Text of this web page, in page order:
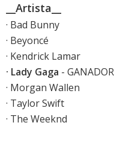
__Artista__
· Bad Bunny
· Beyoncé
· Kendrick Lamar
· Lady Gaga -
· Morgan Wallen
· Taylor Swift
· The Weeknd